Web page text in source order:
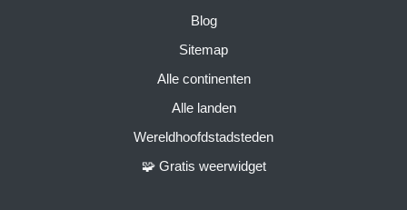
Blog
Sitemap
Alle continenten
Alle landen
Wereldhoofdstadsteden
🧩 Gratis weerwidget